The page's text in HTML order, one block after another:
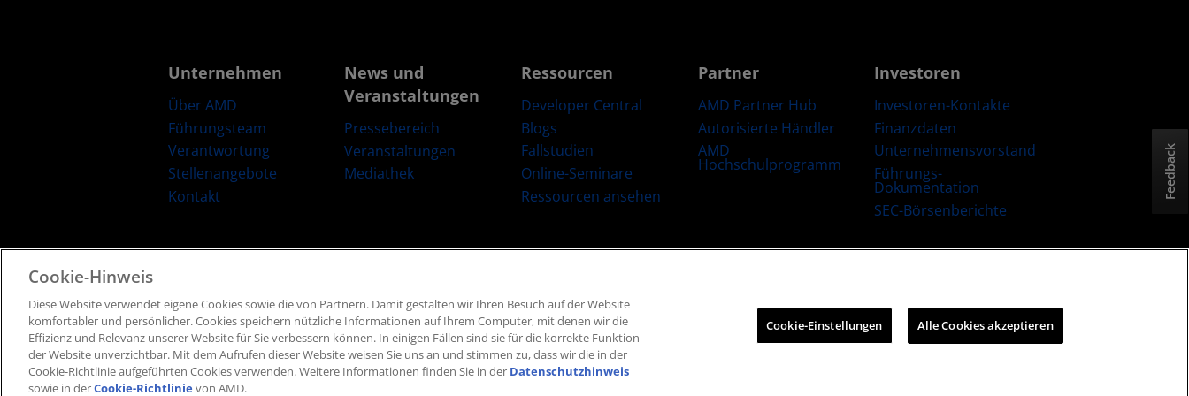
Feedback
Unternehmen
Über AMD
Führungsteam
Verantwortung
Stellenangebote
Kontakt
News und
Veranstaltungen
Pressebereich
Veranstaltungen
Mediathek
Ressourcen
Developer Central
Blogs
Fallstudien
Online-Seminare
Ressourcen ansehen
Partner
AMD Partner Hub
Autorisierte Händler
AMD
Hochschulprogramm
Investoren
Investoren-Kontakte
Finanzdaten
Unternehmensvorstand
Führungs-
Dokumentation
SEC-Börsenberichte
Geschäftsbedingungen​ Datenschutz Marken Lieferkettentransparenz Fairer und offener Wettbewerb Britische Steuerstrategie Cookie-Richtlinien Cookie-Einstellungen
© 2026 Advanced Micro Devices, Inc.
Cookie-Hinweis
Diese Website verwendet eigene Cookies sowie die von Partnern​. Damit gestalten wir Ihren Besuch auf der Website
komfortabler und persönlicher. ​Cookies speichern nützliche Informationen auf Ihrem Computer, mit denen wir die
Effizienz und Relevanz unserer Website für Sie verbessern können. ​In einigen Fällen sind sie für die korrekte Funktion
der Website unverzichtbar. Mit dem Aufrufen dieser Website weisen Sie uns an und stimmen zu, dass wir die in der
Cookie-Richtlinie aufgeführten Cookies verwenden​. Weitere Informationen finden Sie in der Datenschutzhinweis
sowie in derCookie-Richtlinievon AMD.
Cookie-Einstellungen Alle Cookies akzeptieren